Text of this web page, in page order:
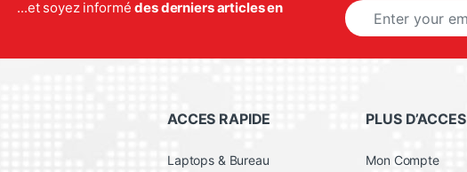
...et soyez informédes derniers articles en
E
m
i
ACCES RAPIDE
Laptops & Bureau
PLUS D’ACCES
Mon Compte